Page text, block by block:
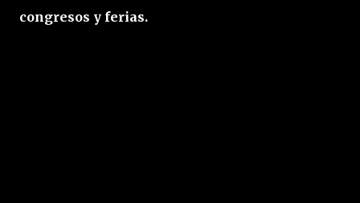
congresos y ferias.